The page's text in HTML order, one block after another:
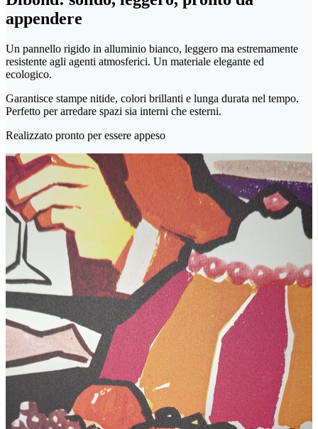
appendere
Un pannello rigido in alluminio bianco, leggero ma estremamente
resistente agli agenti atmosferici. Un materiale elegante ed
ecologico.
Garantisce stampe nitide, colori brillanti e lunga durata nel tempo.
Perfetto per arredare spazi sia interni che esterni.
Realizzato pronto per essere appeso